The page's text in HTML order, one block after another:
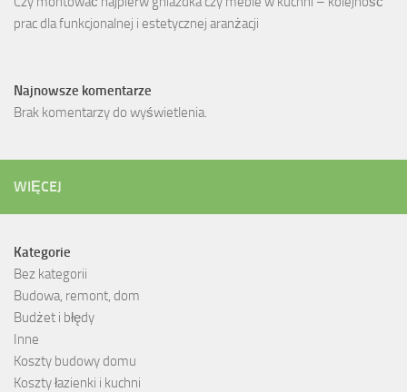
prac dla funkcjonalnej i estetycznej aranżacji
Najnowsze komentarze
Brak komentarzy do wyświetlenia.
WIĘCEJ
Kategorie
Bez kategorii
Budowa, remont, dom
Budżet i błędy
Inne
Koszty budowy domu
Koszty łazienki i kuchni